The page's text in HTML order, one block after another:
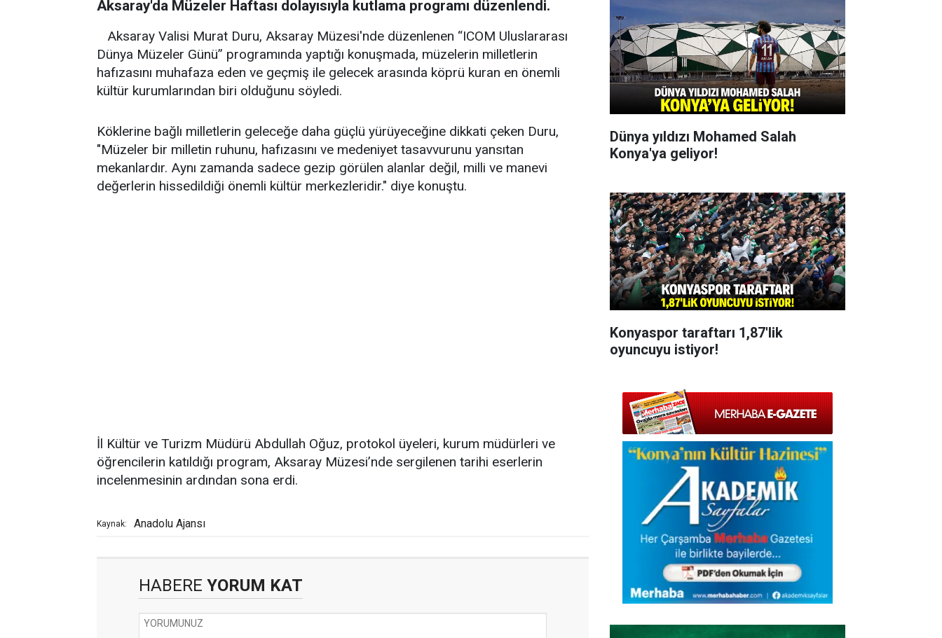
Aksaray'da Müzeler Haftası dolayısıyla kutlama programı düzenlendi.
Aksaray Valisi Murat Duru, Aksaray Müzesi'nde düzenlenen “ICOM Uluslararası
Dünya Müzeler Günü” programında yaptığı konuşmada, müzelerin milletlerin
hafızasını muhafaza eden ve geçmiş ile gelecek arasında köprü kuran en önemli
kültür kurumlarından biri olduğunu söyledi.
Köklerine bağlı milletlerin geleceğe daha güçlü yürüyeceğine dikkati çeken Duru,
"Müzeler bir milletin ruhunu, hafızasını ve medeniyet tasavvurunu yansıtan
mekanlardır. Aynı zamanda sadece gezip görülen alanlar değil, milli ve manevi
değerlerin hissedildiği önemli kültür merkezleridir." diye konuştu.
İl Kültür ve Turizm Müdürü Abdullah Oğuz, protokol üyeleri, kurum müdürleri ve
öğrencilerin katıldığı program, Aksaray Müzesi’nde sergilenen tarihi eserlerin
incelenmesinin ardından sona erdi.
Kaynak: Anadolu Ajansı
HABERE YORUM KAT
Dünya yıldızı Mohamed Salah
Konya'ya geliyor!
Konyaspor taraftarı 1,87'lik
oyuncuyu istiyor!